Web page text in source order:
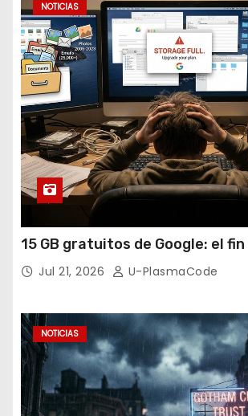
NOTICIAS
15 GB gratuitos de Google: el
Jul 21, 2026 U-PlasmaCode
NOTICIAS